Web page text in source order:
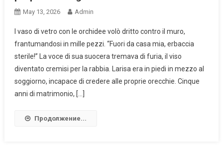
May 13, 2026 Admin
l vaso di vetro con le orchidee volò dritto contro il muro,
frantumandosi in mille pezzi. “Fuori da casa mia, erbaccia
sterile!” La voce di sua suocera tremava di furia, il viso
diventato cremisi per la rabbia. Larisa era in piedi in mezzo al
soggiorno, incapace di credere alle proprie orecchie. Cinque
anni di matrimonio, […]
Продолжение...